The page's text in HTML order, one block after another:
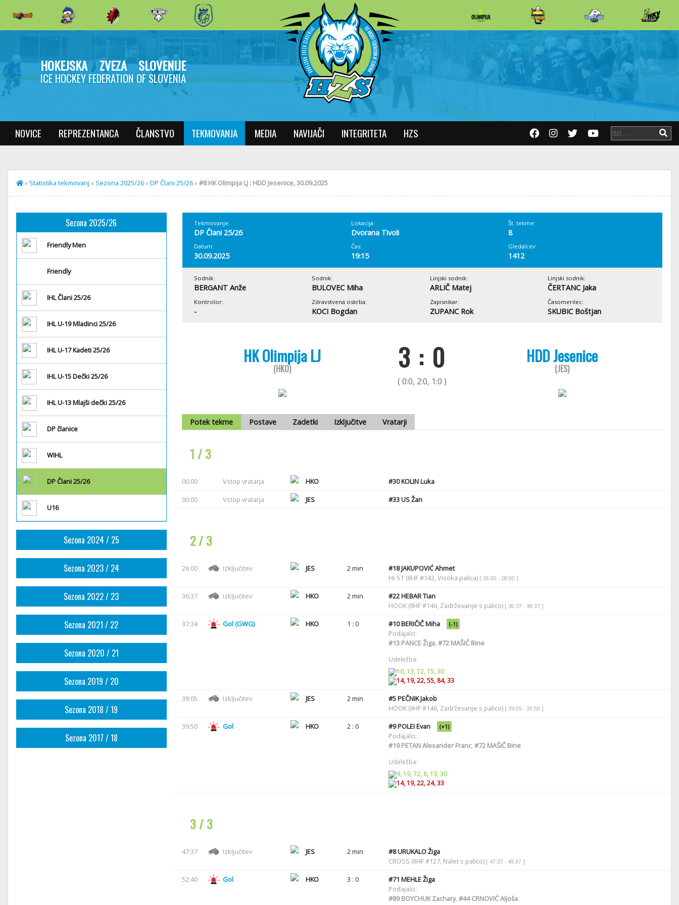
HOKEJSKA ZVEZA SLOVENIJE
ICE HOCKEY FEDERATION OF SLOVENIA
NOVICE REPREZENTANCA ČLANSTVO TEKMOVANJA MEDIA NAVIJAČI INTEGRITETA HZS
» Statistika tekmovanj » Sezona 2025/26»DP Člani 25/26»#8 HK Olimpija LJ : HDD Jesenice, 30.09.2025
Sezona 2025/26
Friendly Men
Friendly
IHL Člani 25/26
IHL U-19 Mladinci 25/26
IHL U-17 Kadeti 25/26
IHL U-15 Dečki 25/26
IHL U-13 Mlajši dečki 25/26
DP članice
WIHL
DP Člani 25/26
U16
Sezona 2024 / 25
Sezona 2023 / 24
Sezona 2022 / 23
Sezona 2021 / 22
Sezona 2020 / 21
Sezona 2019 / 20
Sezona 2018 / 19
Sezona 2017 / 18
Tekmovanje:
DP Člani 25/26
Lokacija:
Dvorana Tivoli
Št. tekme:
8
Datum:
30.09.2025
Čas:
19:15
Gledalcev:
1412
Sodnik:
BERGANT Anže
Sodnik:
BULOVEC Miha
Linjski sodnik:
ARLIČ Matej
Linjski sodnik:
ČERTANC Jaka
Kontrolor:
-
Zdravstvena oskrba:
KOCI Bogdan
Zapisnikar:
ZUPANC Rok
Časomerilec:
SKUBIC Boštjan
HK Olimpija LJ
(HKO) 3 : 0
( 0:0, 2:0, 1:0 )
HDD Jesenice
(JES)
Potek tekme Postave Zadetki Izključitve Vratarji
1 / 3
00:00 Vstop vratarja HKO #30KOLIN Luka
00:00
Vstop vratarja JES #33US Žan
2 / 3
26:00 Izključitev JES 2 min #18JAKUPOVIĆ Ahmet
HI-ST (IIHF #143, Visoka palica) [ 26:00 - 28:00 ]
36:37 Izključitev HKO 2 min #22HEBAR Tian
HOOK (IIHF #146, Zadrževanje s palico) [ 36:37 - 38:37 ]
37:34 Gol (GWG) HKO 1 : 0 #10BERIČIČ Miha (-1)
Podajalci:
#13PANCE Žiga,#72MAŠIČ Bine
Udeležba:
10, 13, 72, 15, 30
14, 19, 22, 55, 84, 33
39:05 Izključitev JES 2 min #5PEČNIK Jakob
HOOK (IIHF #146, Zadrževanje s palico) [ 39:05 - 39:50 ]
39:50 Gol HKO 2 : 0 #9POLEI Evan (+1)
Podajalci:
#19PETAN Alexander Franc,#72MAŠIČ Bine
Udeležba:
9, 19, 72, 8, 13, 30
14, 19, 22, 24, 33
3 / 3
47:37 Izključitev JES 2 min #8URUKALO Žiga
CROSS (IIHF #127, Nalet s palico) [ 47:37 - 49:37 ]
52:40 Gol HKO 3 : 0 #71 MEHLE Žiga
Podajalci:
#89BOYCHUK Zachary,#44CRNOVIĆ Aljoša